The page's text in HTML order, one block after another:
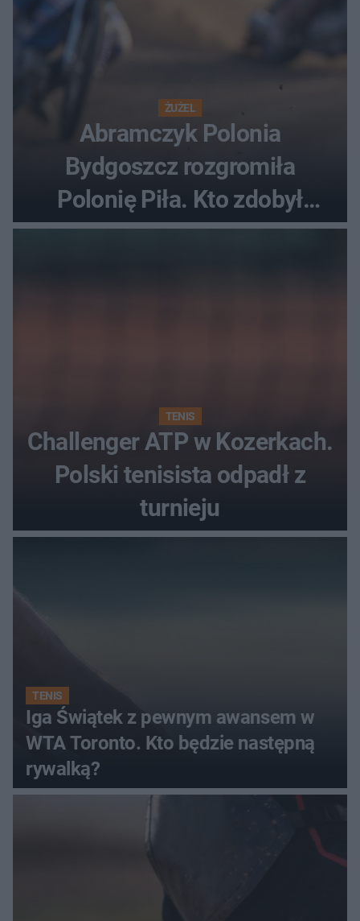
ŻUŻEL
Abramczyk Polonia
Bydgoszcz rozgromiła
Polonię Piła. Kto zdobył
najwięcej punktów?
TENIS
Challenger ATP w Kozerkach.
Polski tenisista odpadł z
turnieju
TENIS
Iga Świątek z pewnym awansem w
WTA Toronto. Kto będzie następną
rywalką?